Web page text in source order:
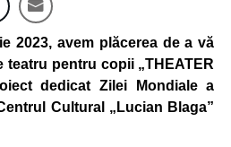
2023, avem plăcerea de a vă
teatru pentru copii „THEATER
dedicat Zilei Mondiale a
Cultural „Lucian Blaga”